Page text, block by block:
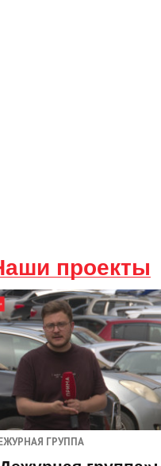
проекты
ГРУППА